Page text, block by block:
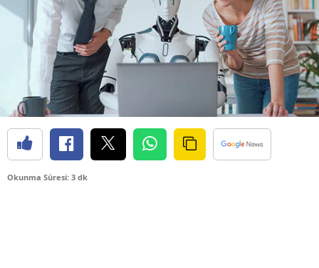
Okunma Süresi: 3 dk